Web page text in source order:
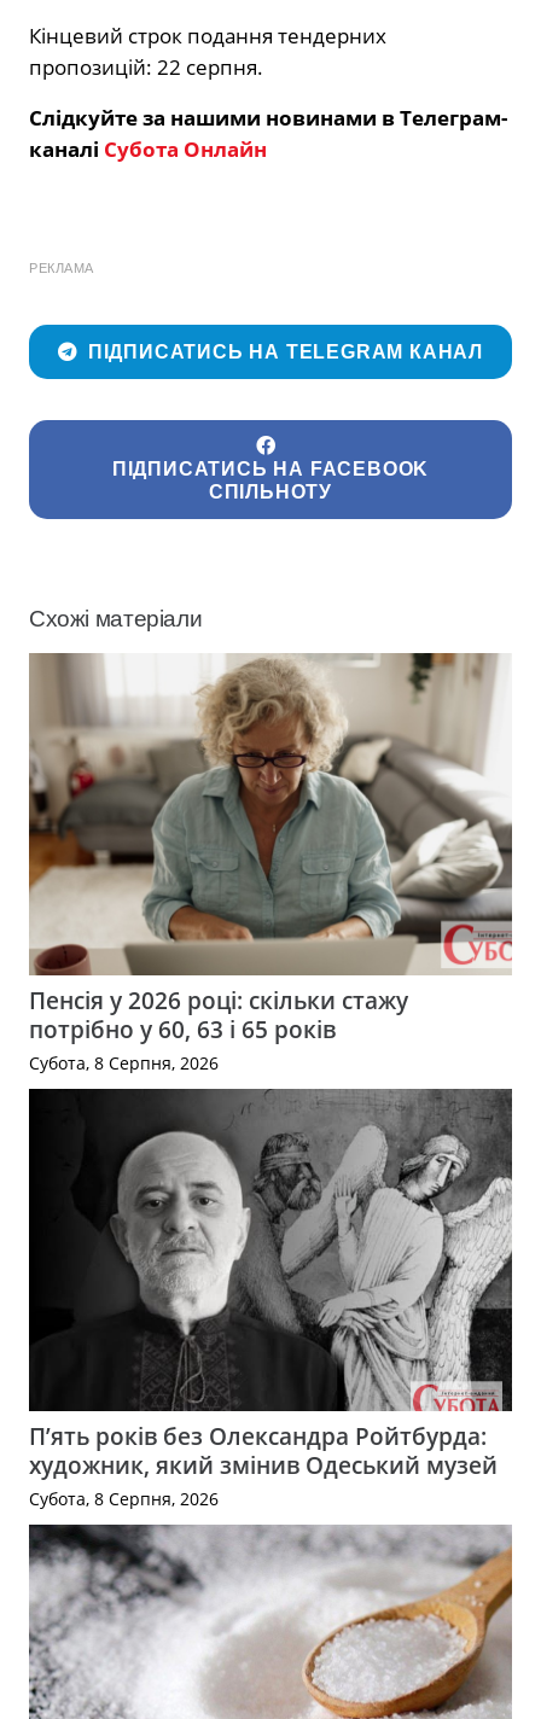
Кінцевий строк подання тендерних
пропозицій: 22 серпня.
Слідкуйте за нашими новинами в Телеграм-
каналі Субота Онлайн
РЕКЛАМА
ПІДПИСАТИСЬ НА TELEGRAM КАНАЛ
ПІДПИСАТИСЬ НА FACEBOOK
СПІЛЬНОТУ
Схожі матеріали
Пенсія у 2026 році: скільки стажу
потрібно у 60, 63 і 65 років
Субота, 8 Серпня, 2026
П’ять років без Олександра Ройтбурда:
художник, який змінив Одеський музей
Субота, 8 Серпня, 2026